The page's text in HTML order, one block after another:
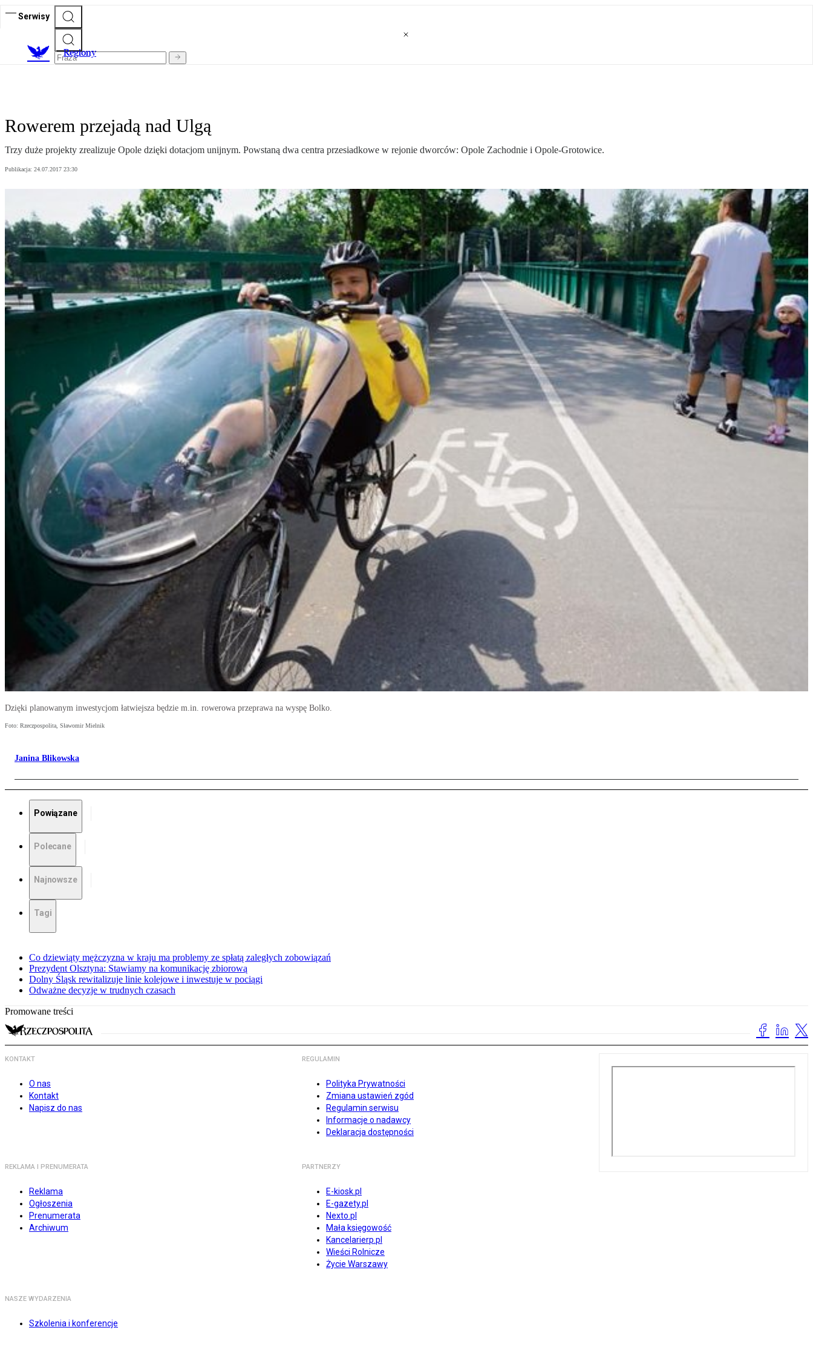
Serwisy
Regiony
Rowerem przejadą nad Ulgą
Trzy duże projekty zrealizuje Opole dzięki dotacjom unijnym. Powstaną dwa centra przesiadkowe w rejonie dworców: Opole Zachodnie i Opole-Grotowice.
Publikacja: 24.07.2017 23:30
Dzięki planowanym inwestycjom łatwiejsza będzie m.in. rowerowa przeprawa na wyspę Bolko.
Foto: Rzeczpospolita, Sławomir Mielnik
Janina Blikowska
Powiązane
Polecane
Najnowsze
Tagi
Co dziewiąty mężczyzna w kraju ma problemy ze spłatą zaległych zobowiązań
Prezydent Olsztyna: Stawiamy na komunikację zbiorową
Dolny Śląsk rewitalizuje linie kolejowe i inwestuje w pociągi
Odważne decyzje w trudnych czasach
Promowane treści
KONTAKT
O nas
Kontakt
Napisz do nas
REGULAMIN
Polityka Prywatności
Zmiana ustawień zgód
Regulamin serwisu
Informacje o nadawcy
Deklaracja dostępności
REKLAMA I PRENUMERATA
Reklama
Ogłoszenia
Prenumerata
Archiwum
PARTNERZY
E-kiosk.pl
E-gazety.pl
Nexto.pl
Mała księgowość
Kancelarierp.pl
Wieści Rolnicze
Życie Warszawy
NASZE WYDARZENIA
Szkolenia i konferencje